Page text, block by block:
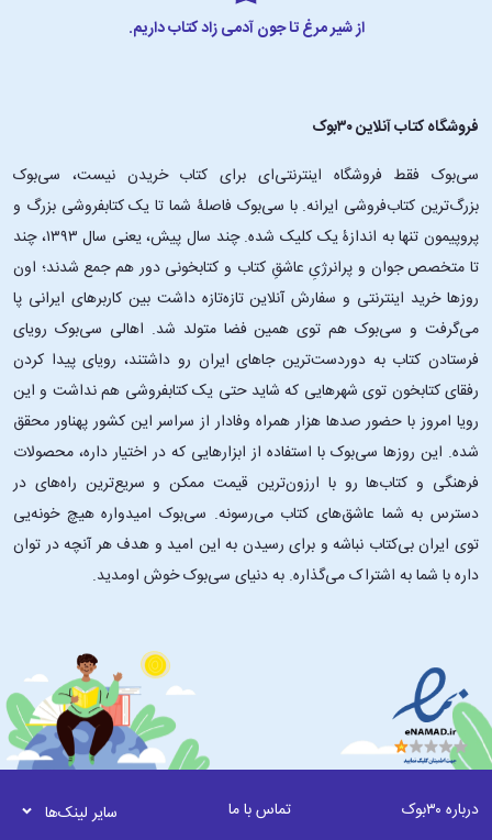
از شیر مرغ تا جون آدمی زاد کتاب داریم.
فروشگاه کتاب آنلاین ۳۰بوک
سی‌بوک فقط فروشگاه اینترنتی‌ای برای کتاب خریدن نیست، سی‌بوک
بزرگ‌ترین کتاب‌فروشی ایرانه. با سی‌بوک فاصلۀ شما تا یک کتابفروشی بزرگ و
پروپیمون تنها به اندازۀ یک کلیک شده. چند سال پیش، یعنی سال ۱۳۹۳، چند
تا متخصص جوان و پرانرژیِ عاشقِ کتاب و کتابخونی دور هم جمع شدند؛ اون‌
روزها خرید اینترنتی و سفارش آنلاین تازه‌تازه داشت بین کاربرهای ایرانی پا
می‌گرفت و سی‌بوک هم توی همین فضا متولد شد. اهالی سی‌بوک رویای
فرستادن کتاب به دوردست‌ترین جاهای ایران رو داشتند، رویای پیدا کردن
رفقای کتابخون توی شهرهایی که شاید حتی یک کتابفروشی هم نداشت و این
رویا امروز با حضور صدها هزار همراه وفادار از سراسر این کشور پهناور محقق
شده. این ‌روزها سی‌بوک با استفاده از ابزارهایی که در اختیار داره، محصولات
فرهنگی و کتاب‌ها رو با ارزون‌ترین قیمت ممکن و سریع‌ترین راه‌های در
دسترس به شما عاشق‌های کتاب می‌رسونه. سی‌بوک امیدواره هیچ خونه‌یی
توی ایران بی‌کتاب نباشه و برای رسیدن به این امید و هدف هر آنچه در توان
داره با شما به اشتراک می‌گذاره. به دنیای سی‌بوک خوش اومدید.
درباره ۳۰بوک تماس با ما سایر لینک‌ها